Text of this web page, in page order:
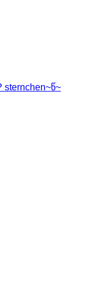
sternchen~წ~